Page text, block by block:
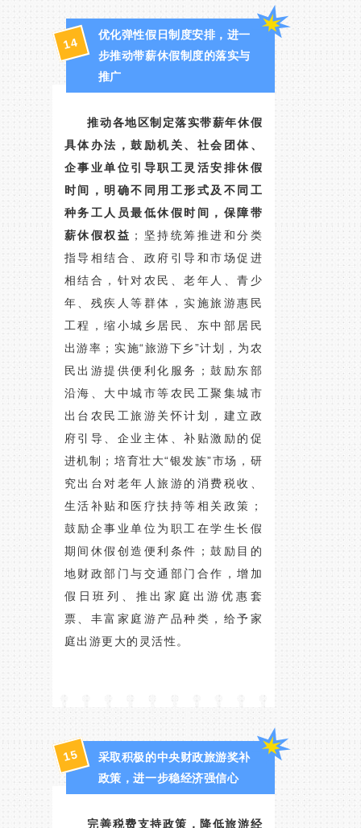
14
优化弹性假日制度安排，进一
步推动带薪休假制度的落实与
推广
推动各地区制定落实带薪年休假
具体办法，鼓励机关、社会团体、
企事业单位引导职工灵活安排休假
时间，明确不同用工形式及不同工
种务工人员最低休假时间，保障带
薪休假权益 ；坚持统筹推进和分类
指导相结合、政府引导和市场促进
相结合，针对农民、老年人、青少
年、残疾人等群体，实施旅游惠民
工程，缩小城乡居民、东中部居民
出游率；实施“旅游下乡”计划，为农
民出游提供便利化服务；鼓励东部
沿海、大中城市等农民工聚集城市
出台农民工旅游关怀计划，建立政
府引导、企业主体、补贴激励的促
进机制；培育壮大“银发族”市场，研
究出台对老年人旅游的消费税收、
生活补贴和医疗扶持等相关政策；
鼓励企事业单位为职工在学生长假
期间休假创造便利条件；鼓励目的
地财政部门与交通部门合作，增加
假日班列、推出家庭出游优惠套
票、丰富家庭游产品种类，给予家
庭出游更大的灵活性。
15
采取积极的中央财政旅游奖补
政策，进一步稳经济强信心
完善税费支持政策，降低旅游经